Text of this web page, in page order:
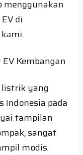
menggunakan
di
listrik yang
pada
tampilan
sangat
modis.